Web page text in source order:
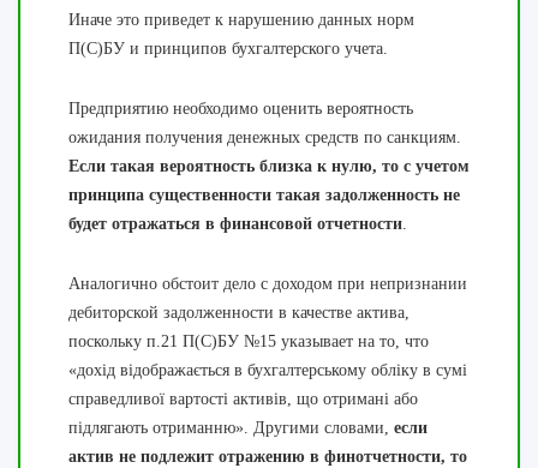
Иначе это приведет к нарушению данных норм
П(С)БУ и принципов бухгалтерского учета.
Предприятию необходимо оценить вероятность
ожидания получения денежных средств по санкциям.
Если такая вероятность близка к нулю, то с учетом
принципа существенности такая задолженность не
будет отражаться в финансовой отчетности.
Аналогично обстоит дело с доходом при непризнании
дебиторской задолженности в качестве актива,
поскольку п.21 П(С)БУ №15 указывает на то, что
«дохід відображається в бухгалтерському обліку в сумі
справедливої вартості активів, що отримані або
підлягають отриманню». Другими словами, если
актив не подлежит отражению в финотчетности, то